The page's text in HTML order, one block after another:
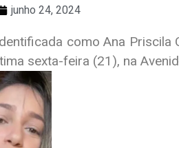
junho 24, 2024
como Ana Priscila
sexta-feira (21), na